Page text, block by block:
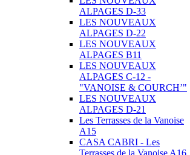
ALPAGES D-33
LES NOUVEAUX
ALPAGES D-22
LES NOUVEAUX
ALPAGES B11
LES NOUVEAUX
ALPAGES C-12 -
"VANOISE & COURCH’"
LES NOUVEAUX
ALPAGES D-21
Les Terrasses de la Vanoise
A15
CASA CABRI - Les
Terrasses de la Vanoise A16